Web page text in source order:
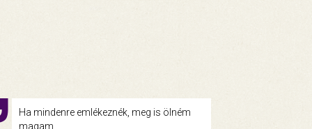
Ha mindenre emlékeznék, meg is ölném
magam.